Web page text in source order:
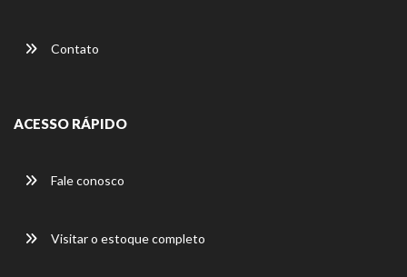
Contato
ACESSO RÁPIDO
Fale conosco
Visitar o estoque completo